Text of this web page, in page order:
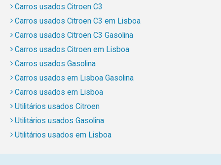
Carros usados Citroen C3
Carros usados Citroen C3 em Lisboa
Carros usados Citroen C3 Gasolina
Carros usados Citroen em Lisboa
Carros usados Gasolina
Carros usados em Lisboa Gasolina
Carros usados em Lisboa
Utilitários usados Citroen
Utilitários usados Gasolina
Utilitários usados em Lisboa